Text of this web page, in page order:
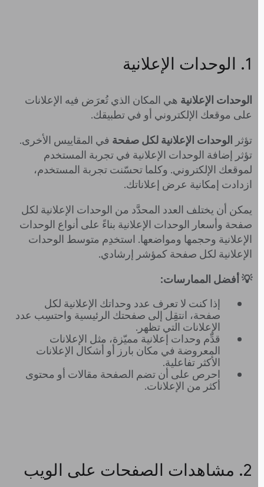
الوحدات الإعلانيةهي المكان الذي تُعرَض فيه الإعلانات
على موقعك الإلكتروني أو في تطبيقك.
تؤثرالوحدات الإعلانية لكل صفحةفي المقاييس الأخرى.
تؤثر إضافة الوحدات الإعلانية في تجربة المستخدم
لموقعك الإلكتروني. وكلما تحسّنت تجربة المستخدم،
ازدادت إمكانية عرض إعلاناتك.
يمكن أن يختلف العدد المحدَّد من الوحدات الإعلانية لكل
صفحة وأسعار الوحدات الإعلانية بناءً على أنواع الوحدات
الإعلانية وحجمها ومواضعها. استخدِم متوسط الوحدات
الإعلانية لكل صفحة كمؤشر إرشادي.
💡 أفضل الممارسات:
إذا كنت لا تعرف عدد وحداتك الإعلانية لكل
صفحة، انتقِل إلى صفحتك الرئيسية واحتسِب عدد
الإعلانات التي تظهر.
قدِّم وحدات إعلانية مميّزة، مثل الإعلانات
المعروضة في مكان بارز أو أشكال الإعلانات
الأكثر تفاعلية.
احرص على أن تضم الصفحة مقالات أو محتوى
أكثر من الإعلانات.
‫2. مشاهدات الصفحات على الويب